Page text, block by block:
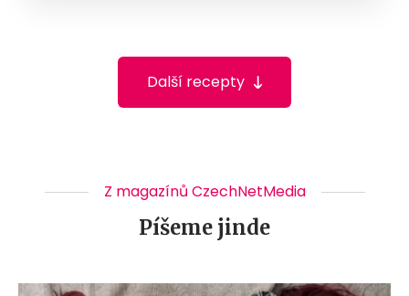
Další recepty
Z magazínů CzechNetMedia
Píšeme jinde